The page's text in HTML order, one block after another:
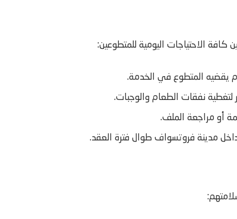
كافة الاحتياجات اليومية للمتطوعين:
أو مراجعة الملف.
مدينة فروتسواف طوال فترة العقد.